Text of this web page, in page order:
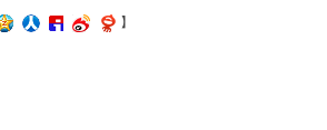
】